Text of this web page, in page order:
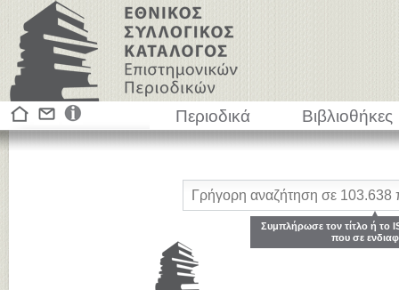
Περιοδικά Βιβλιοθήκες
Συμπλήρωσε τον τίτλο ή το
που σε